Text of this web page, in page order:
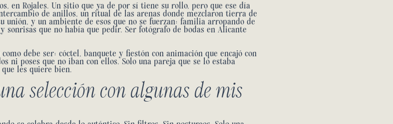
, en Rojales. Un sitio que ya de por sí tiene su rollo, pero que ese día
de anillos, un ritual de las arenas donde mezclaron tierra de
unión, y un ambiente de esos que no se fuerzan: familia arropando de
que no había que pedir. Ser fotógrafo de bodas en Alicante
debe ser: cóctel, banquete y fiestón con animación que encajó con
ni poses que no iban con ellos. Solo una pareja que se lo estaba
que les quiere bien.
selección con algunas de mis